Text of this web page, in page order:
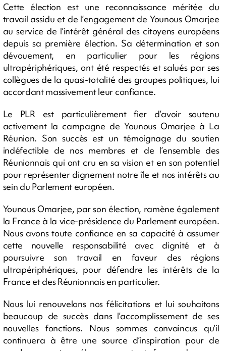
Cette élection est une reconnaissance méritée du
travail assidu et de l’engagement de Younous Omarjee
au service de l’intérêt général des citoyens européens
depuis sa première élection. Sa détermination et son
dévouement, en particulier pour les régions
ultrapériphériques, ont été respectés et salués par ses
collègues de la quasi-totalité des groupes politiques, lui
accordant massivement leur confiance.
Le PLR est particulièrement fier d’avoir soutenu
activement la campagne de Younous Omarjee à La
Réunion. Son succès est un témoignage du soutien
indéfectible de nos membres et de l’ensemble des
Réunionnais qui ont cru en sa vision et en son potentiel
pour représenter dignement notre île et nos intérêts au
sein du Parlement européen.
Younous Omarjee, par son élection, ramène également
la France à la vice-présidence du Parlement européen.
Nous avons toute confiance en sa capacité à assumer
cette nouvelle responsabilité avec dignité et à
poursuivre son travail en faveur des régions
ultrapériphériques, pour défendre les intérêts de la
France et des Réunionnais en particulier.
Nous lui renouvelons nos félicitations et lui souhaitons
beaucoup de succès dans l’accomplissement de ses
nouvelles fonctions. Nous sommes convaincus qu’il
continuera à être une source d’inspiration pour de